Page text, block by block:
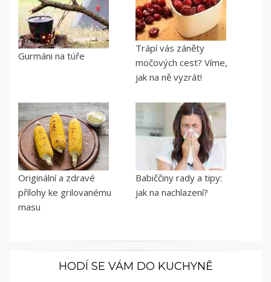
Gurmáni na túře
Trápí vás záněty
močových cest? Víme,
jak na ně vyzrát!
Originální a zdravé
přílohy ke grilovanému
masu
Babiččiny rady a tipy:
jak na nachlazení?
HODÍ SE VÁM DO KUCHYNĚ